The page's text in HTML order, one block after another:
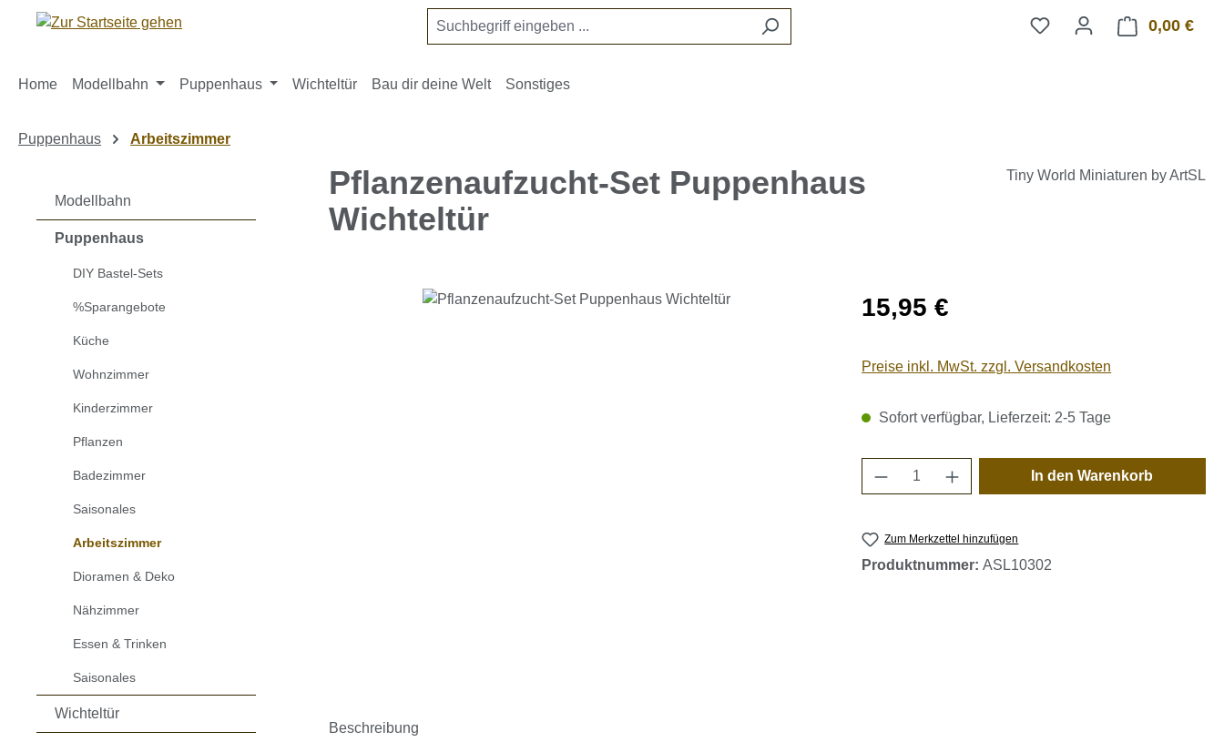
Hauptinhalt springen
Zur Suche springen
Zur Hauptnavigation springen 0,00 €
Home Modellbahn Puppenhaus Wichteltür Bau dir deine Welt Sonstiges
Puppenhaus Arbeitszimmer
Modellbahn
Puppenhaus
DIY Bastel-Sets
%Sparangebote
Küche
Wohnzimmer
Kinderzimmer
Pflanzen
Badezimmer
Saisonales
Arbeitszimmer
Dioramen & Deko
Nähzimmer
Essen & Trinken
Saisonales
Wichteltür
Pflanzenaufzucht-Set Puppenhaus
Wichteltür
Tiny World Miniaturen by ArtSL
Bildergalerie überspringen Regulärer Preis:
15,95 €
Preise inkl. MwSt. zzgl. Versandkosten
Sofort verfügbar, Lieferzeit: 2-5 Tage
Produkt Anzahl: Gib den
In den Warenkorb
Zum Merkzettel hinzufügen
Produktnummer:ASL10302
Beschreibung